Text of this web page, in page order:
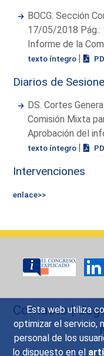
Esta web utiliza
optimizar el servicio,
personal de los
lo dispuesto en el
BOCG. Sección
17/05/2018 Pág.:
Informe de la
texto íntegro |
Diarios de
DS. Cortes
Comisión Mixta
Aprobación del
texto íntegro |
Intervenciones
enlace>>
Contacto|